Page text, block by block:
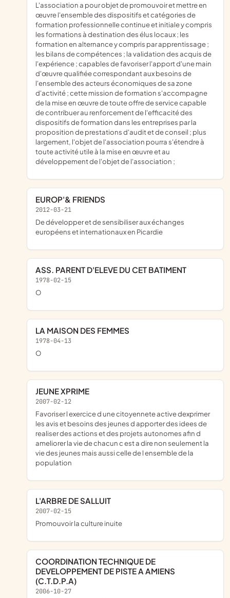
l'association a pour objet de promouvoir et mettre en
œuvre l'ensemble des dispositifs et catégories de
formation professionnelle continue et initiale y compris
les formations à destination des élus locaux ; les
formation en alternance y compris par apprentissage ;
les bilans de compétences ; la validation des acquis de
l'expérience ; capables de favoriser l'apport d'une main
d'œuvre qualifiée correspondant aux besoins de
l'ensemble des acteurs économiques de sa zone
d'activité ; cette mission de formation s'accompagne
de la mise en œuvre de toute offre de service capable
de contribuer au renforcement de l'efficacité des
dispositifs de formation dans les entreprises par la
proposition de prestations d'audit et de conseil ; plus
largement, l'objet de l'association pourra s'étendre à
toute activité utile à la mise en œuvre et au
développement de l'objet de l'association ;
EUROP'& FRIENDS
2012-03-21
de développer et de sensibiliser aux échanges
européens et internationaux en Picardie
ASS. PARENT D'ELEVE DU CET BATIMENT
1978-02-15
o
LA MAISON DES FEMMES
1978-04-13
o
JEUNE XPRIME
2007-02-12
favoriser l exercice d une citoyennete active dexprimer
les avis et besoins des jeunes d apporter des idees de
realiser des actions et des projets autonomes afin d
ameliorer la vie de chacun c est a dire non seulement la
vie des jeunes mais aussi celle de l ensemble de la
population
L'ARBRE DE SALLUIT
2007-02-15
promouvoir la culture inuite
COORDINATION TECHNIQUE DE
DEVELOPPEMENT DE PISTE A AMIENS
(C.T.D.P.A)
2006-10-27